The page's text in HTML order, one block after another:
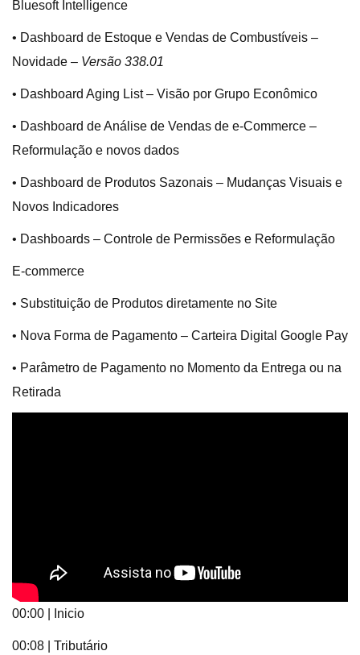
Bluesoft Intelligence
• Dashboard de Estoque e Vendas de Combustíveis –
Novidade – Versão 338.01
• Dashboard Aging List – Visão por Grupo Econômico
• Dashboard de Análise de Vendas de e-Commerce –
Reformulação e novos dados
• Dashboard de Produtos Sazonais – Mudanças Visuais e
Novos Indicadores
• Dashboards – Controle de Permissões e Reformulação
E-commerce
• Substituição de Produtos diretamente no Site
• Nova Forma de Pagamento – Carteira Digital Google Pay
• Parâmetro de Pagamento no Momento da Entrega ou na
Retirada
00:00 | Inicio
00:08 | Tributário